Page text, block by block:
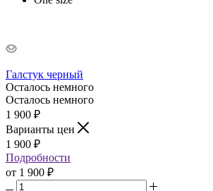
Галстук черный
Осталось немного
Осталось немного
1 900 ₽
Варианты цен
1 900 ₽
Подробности
от 1 900 ₽